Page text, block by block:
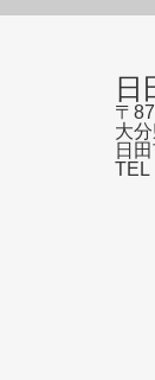
日
〒
大
日
TEL